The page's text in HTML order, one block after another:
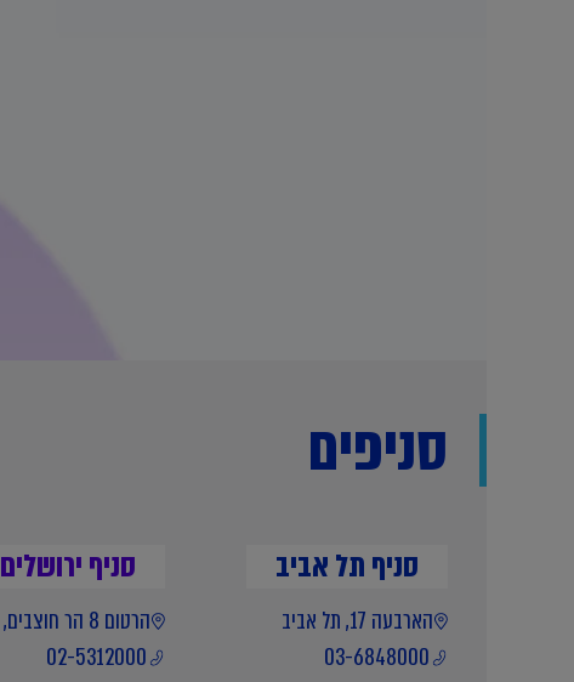
סניפים
סניף תל אביב
הארבעה 17, תל אביב
03-6848000
סניף ירושלים
הרטום 8 הר חוצבים, ירושלים
02-5312000